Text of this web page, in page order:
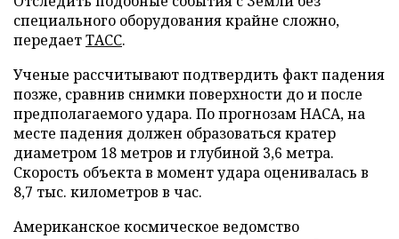
специального оборудования крайне сложно,
передаетТАСС.
Ученые рассчитывают подтвердить факт падения
позже, сравнив снимки поверхности до и после
предполагаемого удара. По прогнозам НАСА, на
месте падения должен образоваться кратер
диаметром 18 метров и глубиной 3,6 метра.
Скорость объекта в момент удара оценивалась в
8,7 тыс. километров в час.
Американское космическое ведомство